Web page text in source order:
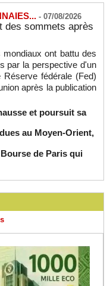
- 07/08/2026
des sommets après
ont battu des
par la perspective d'un
fédérale (Fed)
après la publication
et poursuit sa
au Moyen-Orient,
de Paris qui